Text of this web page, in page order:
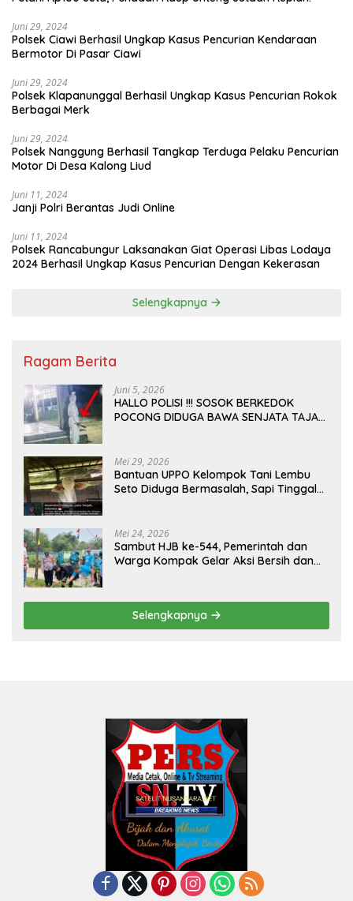
Juni 29, 2024
Polsek Ciawi Berhasil Ungkap Kasus Pencurian Kendaraan
Bermotor Di Pasar Ciawi
Juni 29, 2024
Polsek Klapanunggal Berhasil Ungkap Kasus Pencurian Rokok
Berbagai Merk
Juni 29, 2024
Polsek Nanggung Berhasil Tangkap Terduga Pelaku Pencurian
Motor Di Desa Kalong Liud
Juni 11, 2024
Janji Polri Berantas Judi Online
Juni 11, 2024
Polsek Rancabungur Laksanakan Giat Operasi Libas Lodaya
2024 Berhasil Ungkap Kasus Pencurian Dengan Kekerasan
Selengkapnya
Ragam Berita
Juni 5, 2026
HALLO POLISI !!! SOSOK BERKEDOK
POCONG DIDUGA BAWA SENJATA TAJAM
Mei 29, 2026
Bantuan UPPO Kelompok Tani Lembu
Seto Diduga Bermasalah, Sapi Tinggal
Mei 24, 2026
Sambut HJB ke-544, Pemerintah dan
Warga Kompak Gelar Aksi Bersih dan
Selengkapnya